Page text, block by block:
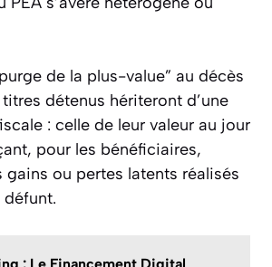
de la plus-value” au décès
titres détenus hériteront d’une
: celle de leur valeur au jour
pour les bénéficiaires,
gains ou pertes latents réalisés
défunt.